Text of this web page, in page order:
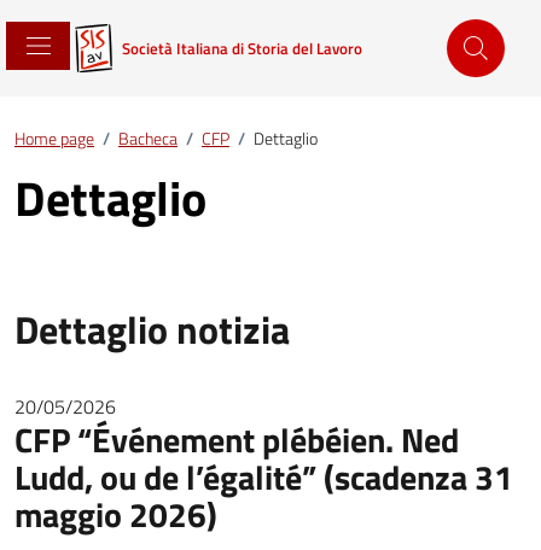
Società Italiana di Storia del Lavoro
Home page / Bacheca / CFP / Dettaglio
Dettaglio
Dettaglio notizia
20/05/2026
CFP “Événement plébéien. Ned
Ludd, ou de l’égalité” (scadenza 31
maggio 2026)